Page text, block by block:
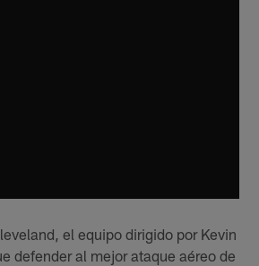
el equipo dirigido por Kevin
defender al mejor ataque aéreo de